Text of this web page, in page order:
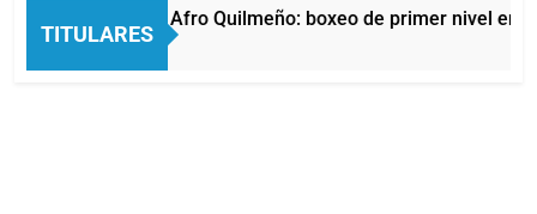
TITULARES
La noche del Afro Quilmeño: boxeo de primer nivel en la
9 Horas Atrás